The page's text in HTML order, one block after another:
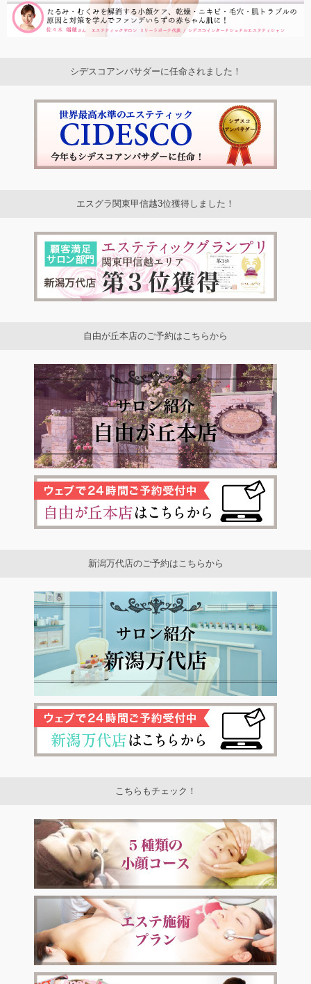
シデスコアンバサダーに任命されました！
エスグラ関東甲信越3位獲得しました！
自由が丘本店のご予約はこちらから
新潟万代店のご予約はこちらから
こちらもチェック！